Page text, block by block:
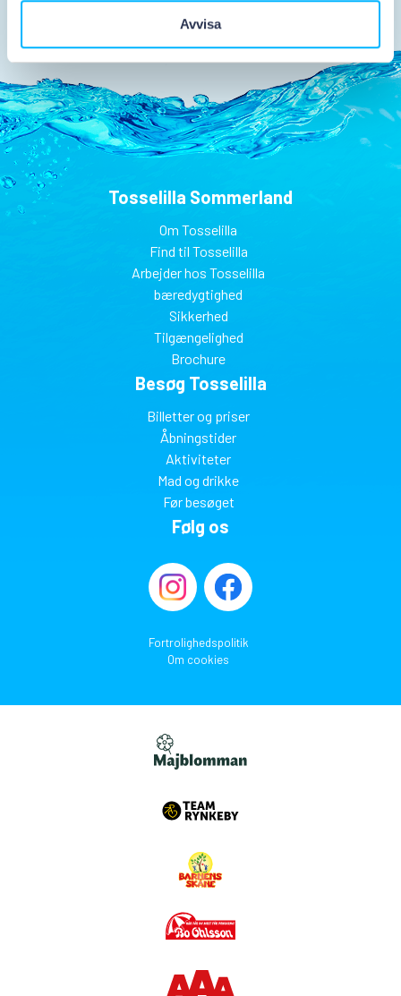
Avvisa
Tosselilla Sommerland
Om Tosselilla
Find til Tosselilla
Arbejder hos Tosselilla
bæredygtighed
Sikkerhed
Tilgængelighed
Brochure
Besøg Tosselilla
Billetter og priser
Åbningstider
Aktiviteter
Mad og drikke
Før besøget
Følg os
Fortrolighedspolitik
Om cookies